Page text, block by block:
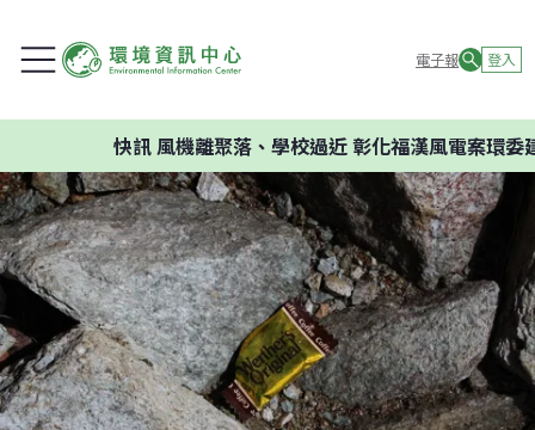
電子報 登入
風機離聚落、學校過近 彰化福漢風電案環委建議不應開